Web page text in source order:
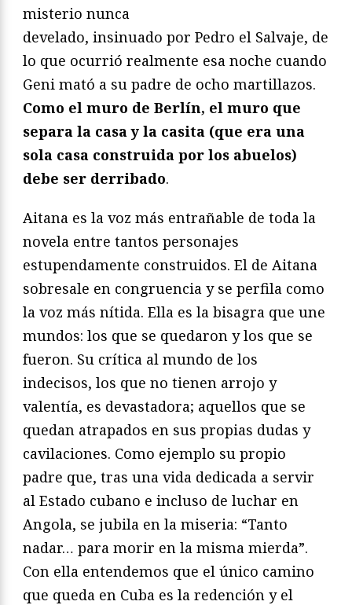
misterio nunca
develado, insinuado por Pedro el Salvaje, de
lo que ocurrió realmente esa noche cuando
Geni mató a su padre de ocho martillazos.
Como el muro de Berlín, el muro que
separa la casa y la casita (que era una
sola casa construida por los abuelos)
debe ser derribado.
Aitana es la voz más entrañable de toda la
novela entre tantos personajes
estupendamente construidos. El de Aitana
sobresale en congruencia y se perfila como
la voz más nítida. Ella es la bisagra que une
mundos: los que se quedaron y los que se
fueron. Su crítica al mundo de los
indecisos, los que no tienen arrojo y
valentía, es devastadora; aquellos que se
quedan atrapados en sus propias dudas y
cavilaciones. Como ejemplo su propio
padre que, tras una vida dedicada a servir
al Estado cubano e incluso de luchar en
Angola, se jubila en la miseria: “Tanto
nadar… para morir en la misma mierda”.
Con ella entendemos que el único camino
que queda en Cuba es la redención y el